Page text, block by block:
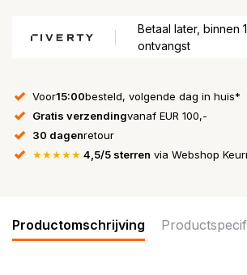
Betaal later, binnen
ontvangst
Voor15:00besteld, volgende dag in huis*
Gratis verzendingvanaf EUR 100,-
30 dagenretour
★★★★★ 4,5/5 sterren via Webshop
Productomschrijving